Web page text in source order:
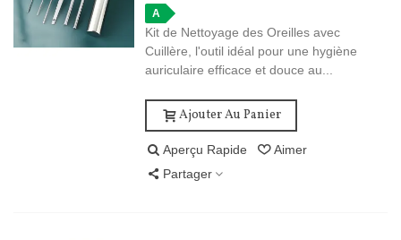
A
Kit de Nettoyage des Oreilles avec
Cuillère, l'outil idéal pour une hygiène
auriculaire efficace et douce au...
Ajouter Au Panier
Aperçu Rapide
Aimer
Partager